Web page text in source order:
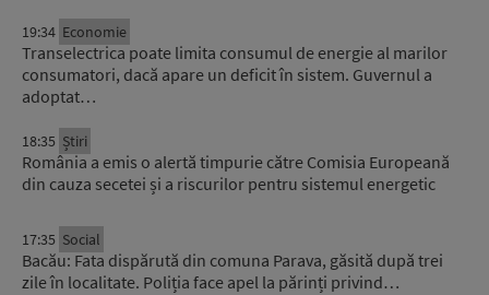
19:34 Economie
Transelectrica poate limita consumul de energie al marilor
consumatori, dacă apare un deficit în sistem. Guvernul a
adoptat…
18:35 Știri
România a emis o alertă timpurie către Comisia Europeană
din cauza secetei și a riscurilor pentru sistemul energetic
17:35 Social
Bacău: Fata dispărută din comuna Parava, găsită după trei
zile în localitate. Poliția face apel la părinți privind…